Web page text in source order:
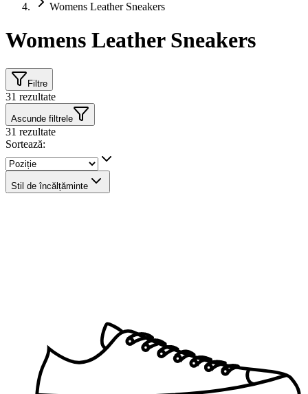
Womens Leather Sneakers
Womens Leather Sneakers
Filtre
31 rezultate
Ascunde filtrele
31 rezultate
Sortează:
Stil de încălțăminte